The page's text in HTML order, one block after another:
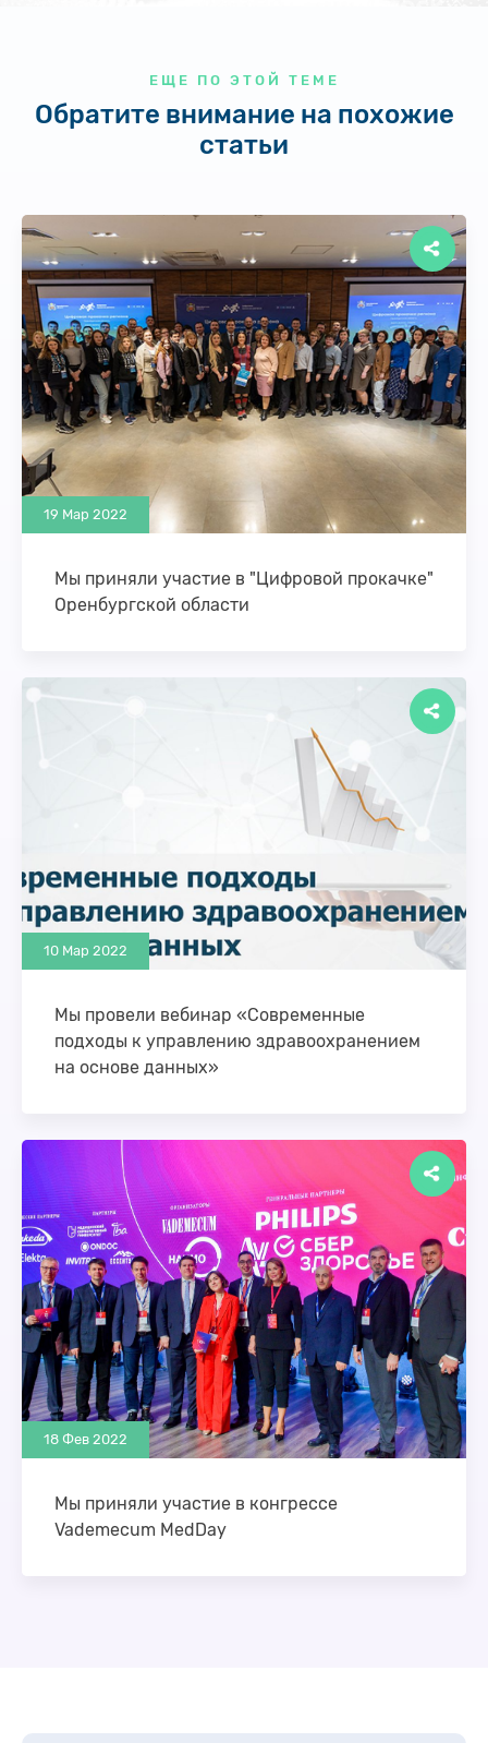
ЕЩЕ ПО ЭТОЙ ТЕМЕ
Обратите внимание на похожие
статьи
19 Мар 2022
Мы приняли участие в "Цифровой прокачке"
Оренбургской области
региона. Оренбургская область»: в течение двух
дней группы экспертов разрабатывали планы …
10 Мар 2022
Мы провели вебинар «Современные
подходы к управлению здравоохранением
на основе данных»
данных» с участием Директора по развитию
Webiomed Александра Гусева. …
18 Фев 2022
Мы приняли участие в конгрессе
Vademecum MedDay